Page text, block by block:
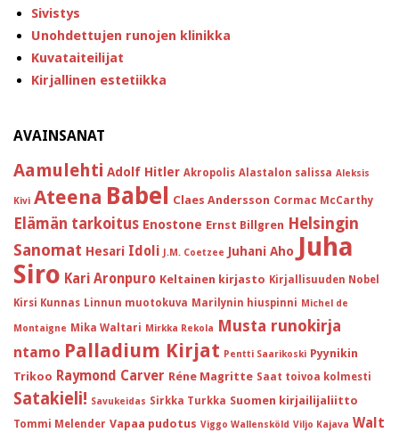
Sivistys
Unohdettujen runojen klinikka
Kuvataiteilijat
Kirjallinen estetiikka
AVAINSANAT
Aamulehti Adolf Hitler Akropolis Alastalon salissa Aleksis
Kivi Ateena Babel Claes Andersson Cormac McCarthy
Elämän tarkoitus Enostone Ernst Billgren Helsingin
Sanomat Hesari Idoli J.M. Coetzee Juhani Aho Juha
Siro Kari Aronpuro Keltainen kirjasto Kirjallisuuden Nobel
Kirsi Kunnas Linnun muotokuva Marilynin hiuspinni Michel de
Montaigne Mika Waltari Mirkka Rekola Musta runokirja
ntamo Palladium Kirjat Pentti Saarikoski Pyynikin
Trikoo Raymond Carver Réne Magritte Saat toivoa kolmesti
Satakieli! Savukeidas Sirkka Turkka Suomen kirjailijaliitto
Tommi Melender Vapaa pudotus Viggo Wallensköld Viljo Kajava Walt